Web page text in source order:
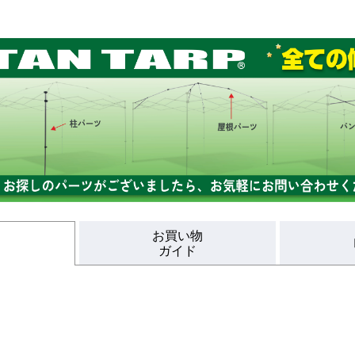
お買い物
ガイド